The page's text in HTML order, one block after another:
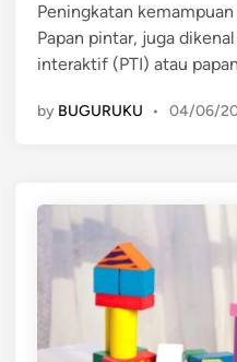
i
n
Peningkatan
Papan pintar, juga
interaktif (PTI) atau
by BUGURUKU • 04/06/